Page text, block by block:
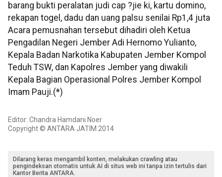
barang bukti peralatan judi cap ?jie ki, kartu domino,
rekapan togel, dadu dan uang palsu senilai Rp1,4 juta
Acara pemusnahan tersebut dihadiri oleh Ketua
Pengadilan Negeri Jember Adi Hernomo Yulianto,
Kepala Badan Narkotika Kabupaten Jember Kompol
Teduh TSW, dan Kapolres Jember yang diwakili
Kepala Bagian Operasional Polres Jember Kompol
Imam Pauji.(*)
Editor: Chandra Hamdani Noer
Copyright © ANTARA JATIM 2014
Dilarang keras mengambil konten, melakukan crawling atau
pengindeksan otomatis untuk AI di situs web ini tanpa izin tertulis dari
Kantor Berita ANTARA.